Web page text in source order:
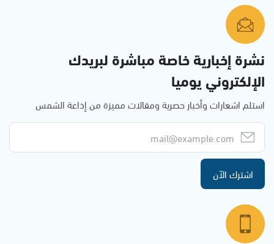
نشرة إخبارية خاصة مباشرة لبريدك
الإلكتروني يوميا
استلم اشعارات وأخبار حصرية ومقالات مميزة من إذاعة الشمس
اشترك الآن